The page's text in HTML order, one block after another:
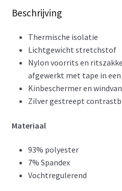
Beschrijving
Thermische isolatie
Lichtgewicht stretchstof
Nylon voorrits en
afgewerkt met tape in
Kinbeschermer en
Zilver gestreept
Materiaal
93% polyester
7% Spandex
Vochtregulerend